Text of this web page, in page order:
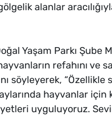
alanlar
Yaşam Parkı Şube
refahını ve
söyleyerek, “Özellikle
hayvanlar
uyguluyoruz.